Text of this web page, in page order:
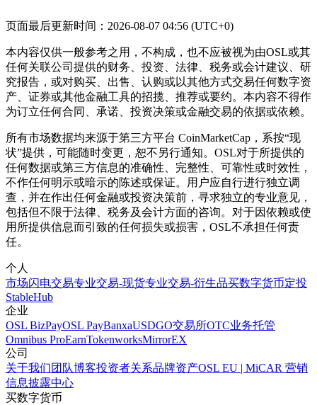
页面最后更新时间：2026-08-07 04:56 (UTC+0)
本内容仅供一般参考之用，不构成，也不应被视为由OSL或其
任何关联公司提供的财务、投资、法律、税务或会计建议、研
究报告，或对购买、出售、认购或以其他方式交易任何数字资
产、证券或其他金融工具的招揽、推荐或要约。本内容不得作
为订立任何合同、承诺、投资决策或金融交易的依据或依赖。
所有市场数据均来源于第三方平台 CoinMarketCap，系按“现
状”提供，可能随时变更，恕不另行通知。OSL对于所提供的
任何数据或第三方信息的准确性、完整性、可靠性或时效性，
不作任何明示或暗示的陈述或保证。用户应自行进行独立调
查，并在作出任何金融或投资决策前，寻求独立的专业意见，
包括但不限于法律、税务及会计方面的咨询。对于因依赖或使
用所提供信息而引致的任何损失或损害，OSL不承担任何责
任。
个人
市场闪电交易专业交易-现货专业交易-衍生品买数字货币定投
StableHub
企业
OSL BizPayOSL PayBanxaUSDGO交易所OTC业务托管
Omnibus ProEarnTokenworksMirrorEX
公司
关于我们团队博客投资者关系品牌资产OSL EU | MiCAR 营销
信息披露中心
买数字货币